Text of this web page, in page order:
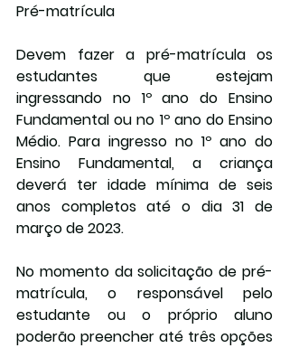
Pré-matrícula
Devem fazer a pré-matrícula os
estudantes que estejam
ingressando no 1º ano do Ensino
Fundamental ou no 1º ano do Ensino
Médio. Para ingresso no 1º ano do
Ensino Fundamental, a criança
deverá ter idade mínima de seis
anos completos até o dia 31 de
março de 2023.
No momento da solicitação de pré-
matrícula, o responsável pelo
estudante ou o próprio aluno
poderão preencher até três opções